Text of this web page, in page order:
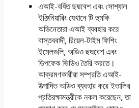
এআই-বর্ধিত ছদ্মবেশ এবং সোশ্যাল
ইঞ্জিনিয়ারিং যেখানে টি হুমকি
অভিনেতারা এআই ব্যবহার করে
বাস্তববাদী, রিয়েল-টাইম ফিশিং
ইমেলগুলি, অডিও ছদ্মবেশ এবং
ডিপফেক ভিডিও তৈরি করতে।
আক্রমণকারীরা সম্প্রতি এআই-
উত্পাদিত অডিও ব্যবহার করে ইতালির
প্রতিরক্ষামন্ত্রীকে নকল করেছেন, তা